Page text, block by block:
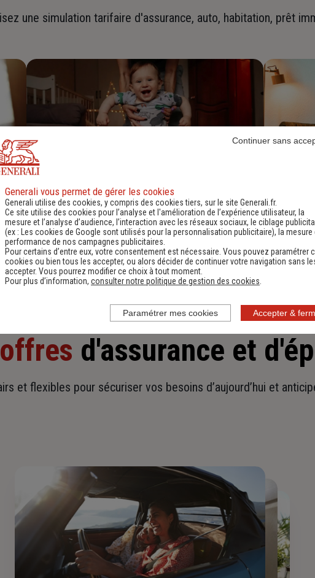
une simulation tarifaire d'assurance, auto, habitation, prêt
Devis assurance habitation
Obtenir une estimation
d'assurance et
et flexibles pour sécuriser vos besoins d’aujourd’hui et
Generali vous permet de gérer les cookies
Generali utilise des cookies, y compris des cookies tiers, sur le site Generali.fr.
Ce site utilise des cookies pour l’analyse et l'amélioration de l’expérience utilisateur, la
mesure et l’analyse d’audience, l’interaction avec les réseaux sociaux, le ciblage
(ex :
Les cookies de Google sont utilisés pour la personnalisation publicitaire), la mesure
performance de nos campagnes publicitaires.
Pour certains d’entre eux, votre consentement est nécessaire. Vous pouvez paramétrer
cookies ou bien tous les accepter, ou alors décider de continuer votre navigation sans
accepter. Vous pourrez modifier ce choix à tout moment.
Pour plus d’information, consulter notre politique de gestion des cookies
Accepter &
Continuer sans
Paramétrer mes cookies